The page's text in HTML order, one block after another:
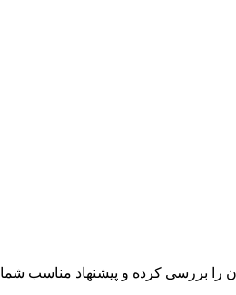
را بررسی کرده و پیشنهاد مناسب شما